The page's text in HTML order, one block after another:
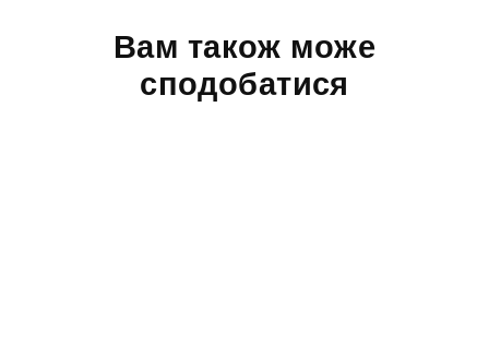
Вам також може
сподобатися